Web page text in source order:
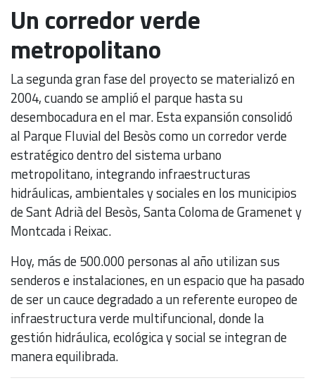
Un corredor verde
metropolitano
La segunda gran fase del proyecto se materializó en
2004, cuando se amplió el parque hasta su
desembocadura en el mar. Esta expansión consolidó
al Parque Fluvial del Besòs como un corredor verde
estratégico dentro del sistema urbano
metropolitano, integrando infraestructuras
hidráulicas, ambientales y sociales en los municipios
de Sant Adrià del Besòs, Santa Coloma de Gramenet y
Montcada i Reixac.
Hoy, más de 500.000 personas al año utilizan sus
senderos e instalaciones, en un espacio que ha pasado
de ser un cauce degradado a un referente europeo de
infraestructura verde multifuncional, donde la
gestión hidráulica, ecológica y social se integran de
manera equilibrada.